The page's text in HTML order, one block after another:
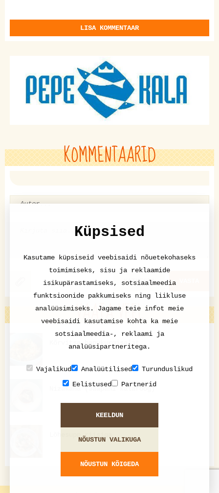
LISA KOMMENTAAR
KOMMENTAARID
KATKESTA
VAATA VEEL
Kõrvitsa-hapukurgisalat
Nizakana (Jaapani kalaroog)
Lõhesupp riisiga
Küpsised
Kasutame küpsiseid veebisaidi nõuetekohaseks
toimimiseks, sisu ja reklaamide
isikupärastamiseks, sotsiaalmeedia
funktsioonide pakkumiseks ning liikluse
analüüsimiseks. Jagame teie infot meie
veebisaidi kasutamise kohta ka meie
sotsiaalmeedia-, reklaami ja
analüüsipartneritega.
Vajalikud Analüütilised
Turunduslikud
Eelistused
Partnerid
KEELDUN
NÕUSTUN VALIKUGA
NÕUSTUN KÕIGEDA